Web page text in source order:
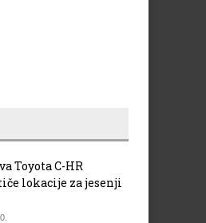
Toyota C-HR
lokacije za jesenji